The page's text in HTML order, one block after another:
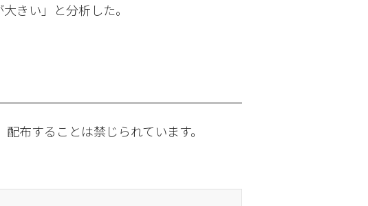
きい」と分析した。
布することは禁じられています。